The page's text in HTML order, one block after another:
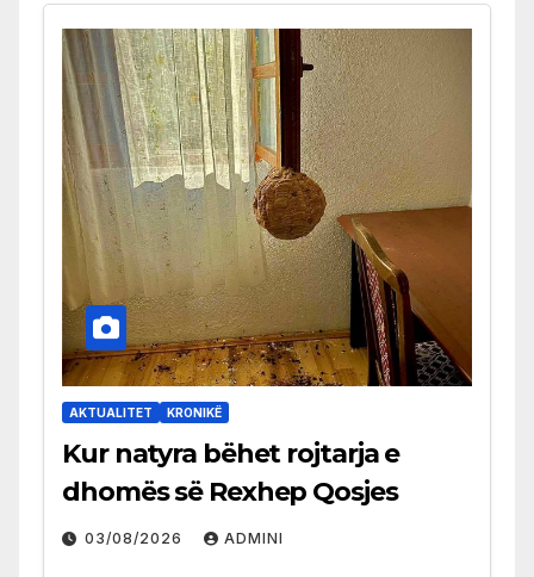
AKTUALITET KRONIKË
Kur natyra bëhet rojtarja e
dhomës së Rexhep Qosjes
03/08/2026 ADMINI